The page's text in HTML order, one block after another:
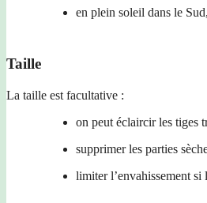
en plein soleil dans le
Taille
La taille est facultative :
on peut éclaircir les tiges
supprimer les parties
limiter l’envahissement